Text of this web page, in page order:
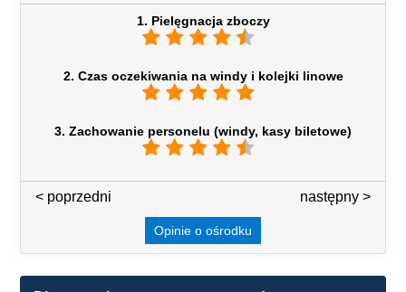
1. Pielęgnacja zboczy
2. Czas oczekiwania na windy i kolejki linowe
3. Zachowanie personelu (windy, kasy biletowe)
następny >
< poprzedni
Opinie o ośrodku